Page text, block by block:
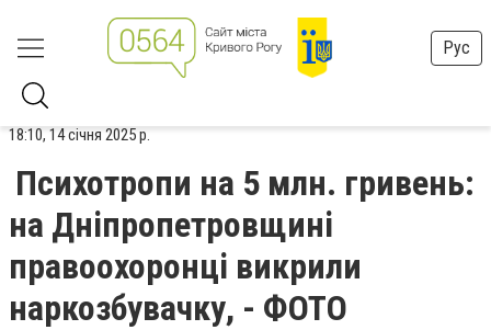
Рус
18:10, 14 січня 2025 р.
Психотропи на 5 млн. гривень:
на Дніпропетровщині
правоохоронці викрили
наркозбувачку, - ФОТО